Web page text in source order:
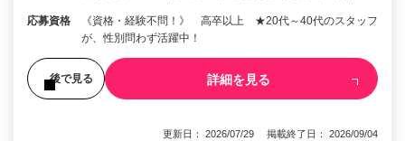
応募資格
《資格・経験不問！》 高卒以上 ★20代～40代のスタッフ
が、性別問わず活躍中！
後で見る 詳細を見る
更新日： 2026/07/29 掲載終了日： 2026/09/04